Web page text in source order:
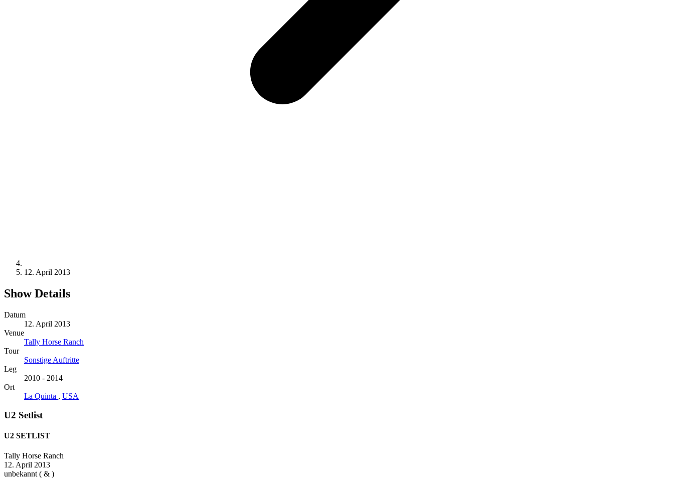
12. April 2013
Show Details
Datum
12. April 2013
Venue
Tally Horse Ranch
Tour
Sonstige Auftritte
Leg
2010 - 2014
Ort
La Quinta , USA
U2 Setlist
U2 SETLIST
Tally Horse Ranch
12. April 2013
unbekannt ( & )